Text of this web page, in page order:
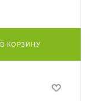
В КОРЗИНУ